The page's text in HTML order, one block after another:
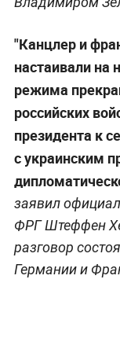
"Канцлер и
настаивали на
режима
российских
президента к
с украинским
заявил
ФРГ Штеффен
разговор
Германии и